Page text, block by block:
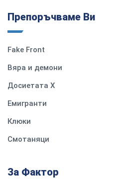
Препоръчваме Ви
Fake Front
Вяра и демони
Досиетата Х
Емигранти
Клюки
Смотаняци
За Фактор